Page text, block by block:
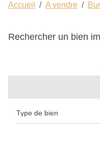
Accueil A vendre
Rechercher un bien